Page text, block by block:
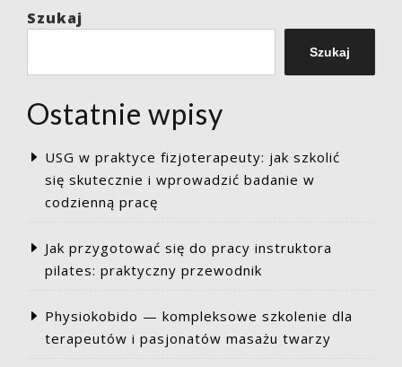
fizjoterapia
Szukaj
Szukaj
Ostatnie wpisy
USG w praktyce fizjoterapeuty: jak szkolić
się skutecznie i wprowadzić badanie w
codzienną pracę
Jak przygotować się do pracy instruktora
pilates: praktyczny przewodnik
Physiokobido — kompleksowe szkolenie dla
terapeutów i pasjonatów masażu twarzy